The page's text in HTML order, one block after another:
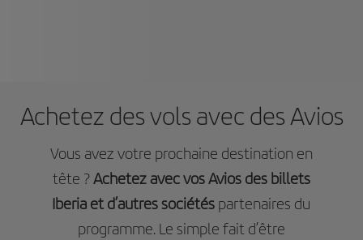
Achetez des vols avec des Avios
Vous avez votre prochaine destination en
tête ?Achetez avec vos Avios des billets
Iberia et d’autres sociétés partenaires du
programme. Le simple fait d’être